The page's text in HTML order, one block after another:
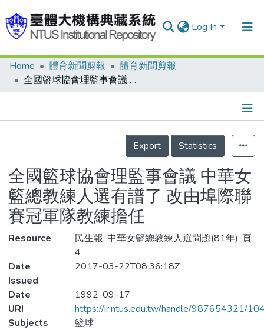
Log In
Communities & Collections
Statistics
Home 體育新聞剪報
體育新聞剪報
全國籃球協會理監事會議 中華女籃總教練人選有譜了 改由埠際聯賽冠軍隊教練擔任
Details
Export
Statistics
全國籃球協會理監事會議 中華女
籃總教練人選有譜了 改由埠際聯
賽冠軍隊教練擔任
Resource
民生報, 中華女籃總教練人選問題(81年), 頁
4
Date
Issued
2017-03-22T08:36:18Z
Date
1992-09-17
URI
https://ir.ntus.edu.tw/handle/987654321/
Subjects
籃球